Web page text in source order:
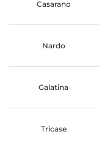
Casarano
Nardo
Galatina
Tricase